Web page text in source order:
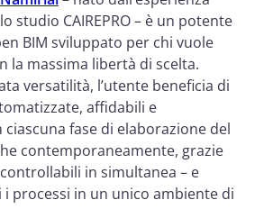
studio CAIREPRO – è un potente
BIM sviluppato per chi vuole
la massima libertà di scelta.
versatilità, l’utente beneficia di
affidabili e
fase di elaborazione del
contemporaneamente, grazie
in simultanea – e
processi in un unico ambiente di